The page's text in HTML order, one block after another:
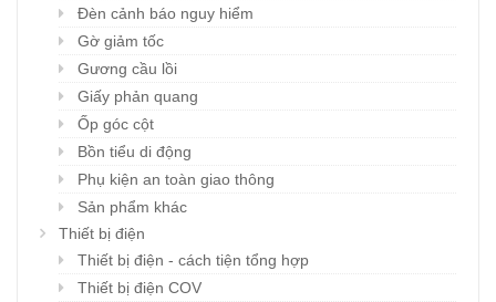
Đèn cảnh báo nguy hiểm
Gờ giảm tốc
Gương cầu lồi
Giấy phản quang
Ốp góc cột
Bồn tiểu di động
Phụ kiện an toàn giao thông
Sản phẩm khác
Thiết bị điện
Thiết bị điện - cách tiện tổng hợp
Thiết bị điện COV